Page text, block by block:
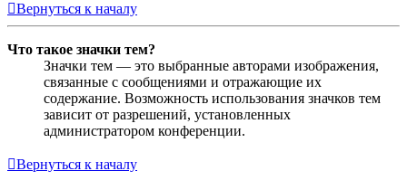
Вернуться к началу
Что такое значки тем?
Значки тем — это выбранные авторами изображения,
связанные с сообщениями и отражающие их
содержание. Возможность использования значков тем
зависит от разрешений, установленных
администратором конференции.
Вернуться к началу